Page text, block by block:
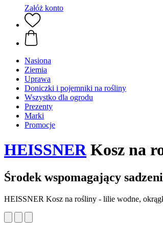
Załóż konto
Nasiona
Ziemia
Uprawa
Doniczki i pojemniki na rośliny
Wszystko dla ogrodu
Prezenty
Marki
Promocje
HEISSNERKosz na
Środek wspomagający
HEISSNER Kosz na rośliny - lilie wodne,